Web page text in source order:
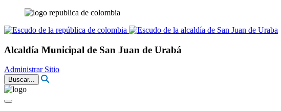
Alcaldía Municipal de San Juan de Urabá
Administrar Sitio
Buscar...